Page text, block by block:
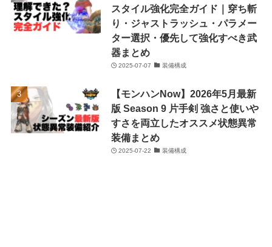
スタイル強化完全ガイド｜穿ち斬
り・ジャストラッシュ・パラメー
ター選択・優先して強化すべき武
器まとめ
2025-07-07 装備構成
【モンハンNow】2026年5月最新
版 Season 9 片手剣 強さと使いや
すさを両立したオススメ状態異常
装備まとめ
2025-07-22 装備構成